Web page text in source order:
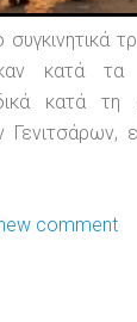
κατά τα
κατά
comment